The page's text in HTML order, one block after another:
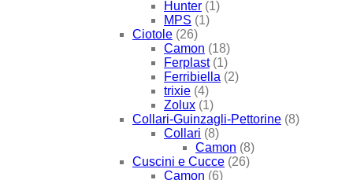
Hunter (1)
MPS (1)
Ciotole (26)
Camon (18)
Ferplast (1)
Ferribiella (2)
trixie (4)
Zolux (1)
Collari-Guinzagli-Pettorine (8)
Collari (8)
Camon (8)
Cuscini e Cucce (26)
Camon (6)